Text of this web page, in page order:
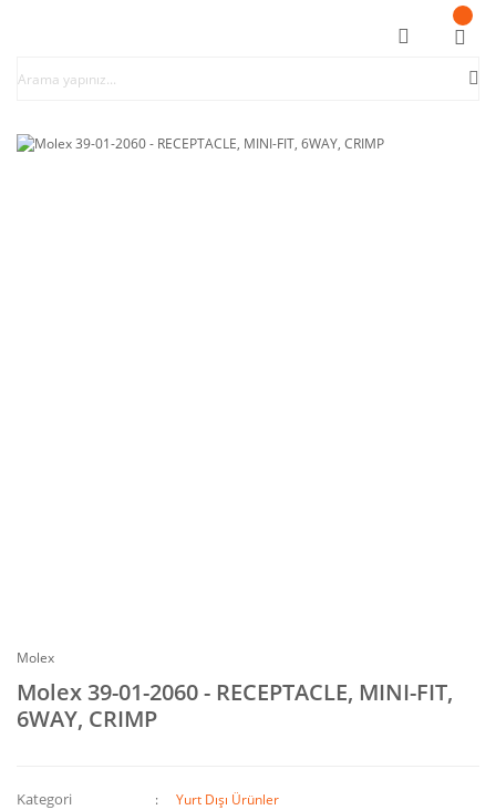
Molex
Molex 39-01-2060 - RECEPTACLE, MINI-FIT,
6WAY, CRIMP
Kategori Yurt Dışı Ürünler